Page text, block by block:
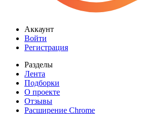
Аккаунт
Войти
Регистрация
Разделы
Лента
Подборки
О проекте
Отзывы
Расширение Chrome